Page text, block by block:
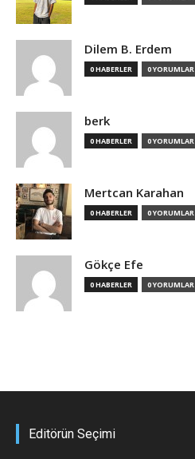
Dilem B. Erdem
0 HABERLER 0 YORUMLAR
berk
0 HABERLER 0 YORUMLAR
Mertcan Karahan
0 HABERLER 0 YORUMLAR
Gökçe Efe
0 HABERLER 0 YORUMLAR
Editörün Seçimi